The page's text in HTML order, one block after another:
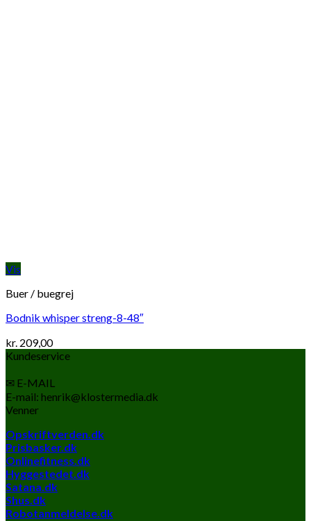
Vis
Buer / buegrej
Bodnik whisper streng-8-48″
kr. 209,00
Kundeservice
✉ E-MAIL
E-mail: henrik@klostermedia.dk
Venner
Opskriftverden.dk
Prisbasker.dk
Onlinefitness.dk
Hyggestedet.dk
Satana.dk
Shus.dk
Robotanmeldelse.dk